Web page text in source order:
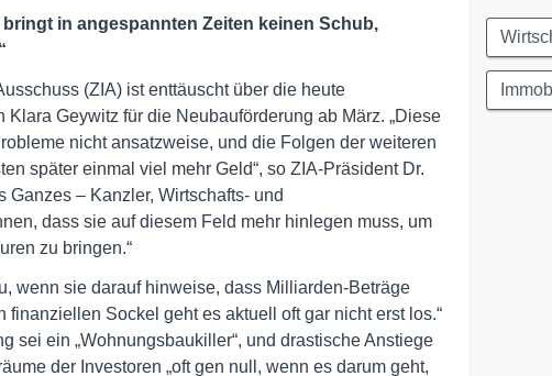
in angespannten Zeiten keinen Schub,
(ZIA) ist enttäuscht über die heute
Geywitz für die Neubauförderung ab März. „Diese
nicht ansatzweise, und die Folgen der weiteren
später einmal viel mehr Geld“, so ZIA-Präsident Dr.
Ganzes – Kanzler, Wirtschafts- und
dass sie auf diesem Feld mehr hinlegen muss, um
zu bringen.“
wenn sie darauf hinweise, dass Milliarden-Beträge
finanziellen Sockel geht es aktuell oft gar nicht erst los.“
sei ein „Wohnungsbaukiller“, und drastische Anstiege
der Investoren „oft gen null, wenn es darum geht,